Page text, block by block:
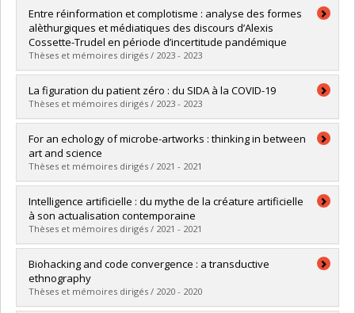
Graduate :Djankou Ngamaleu, André
Cycle :Master's
Grade :M. Sc.
Lien vers le document dans Papyrus
Entre réinformation et complotisme : analyse des formes
alèthurgiques et médiatiques des discours d’Alexis
Cossette-Trudel en période d’incertitude pandémique
Thèses et mémoires dirigés / 2023 - 2023
Graduate :Guindon, Maude
Cycle : Master's
Grade :M. Sc.
Lien vers le document dans Papyrus
La figuration du patient zéro : du SIDA à la COVID-19
Thèses et mémoires dirigés / 2023 - 2023
Graduate :Comtois, Maxime
Cycle :Master's
Grade :M. Sc.
Lien vers le document dans Papyrus
For an echology of microbe-artworks : thinking in between
art and science
Thèses et mémoires dirigés / 2021 - 2021
Graduate : Sünter, Emre
Cycle :Doctoral
Grade :Ph. D.
Lien vers le document dans Papyrus
Intelligence artificielle : du mythe de la créature artificielle
à son actualisation contemporaine
Thèses et mémoires dirigés / 2021 - 2021
Graduate :Clément, Vincent
Cycle :Master's
Grade :M. Sc.
Lien vers le document dans Papyrus
Biohacking and code convergence : a transductive
ethnography
Thèses et mémoires dirigés / 2020 - 2020